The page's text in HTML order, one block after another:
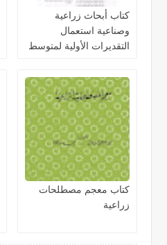
كتاب أبحاث زراعية
وصناعية استعمال
التقديرات الأولية لمتوسط
لمحصول القمح
كتاب معجم مصطلحات
زراعية